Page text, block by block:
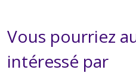
Vous pourriez
intéressé par